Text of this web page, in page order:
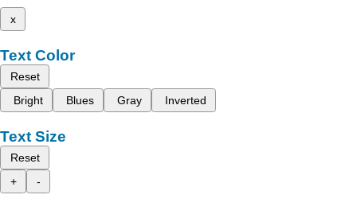
x
Text Color
Reset
Bright
Blues Gray Inverted
Text Size
Reset
+
-